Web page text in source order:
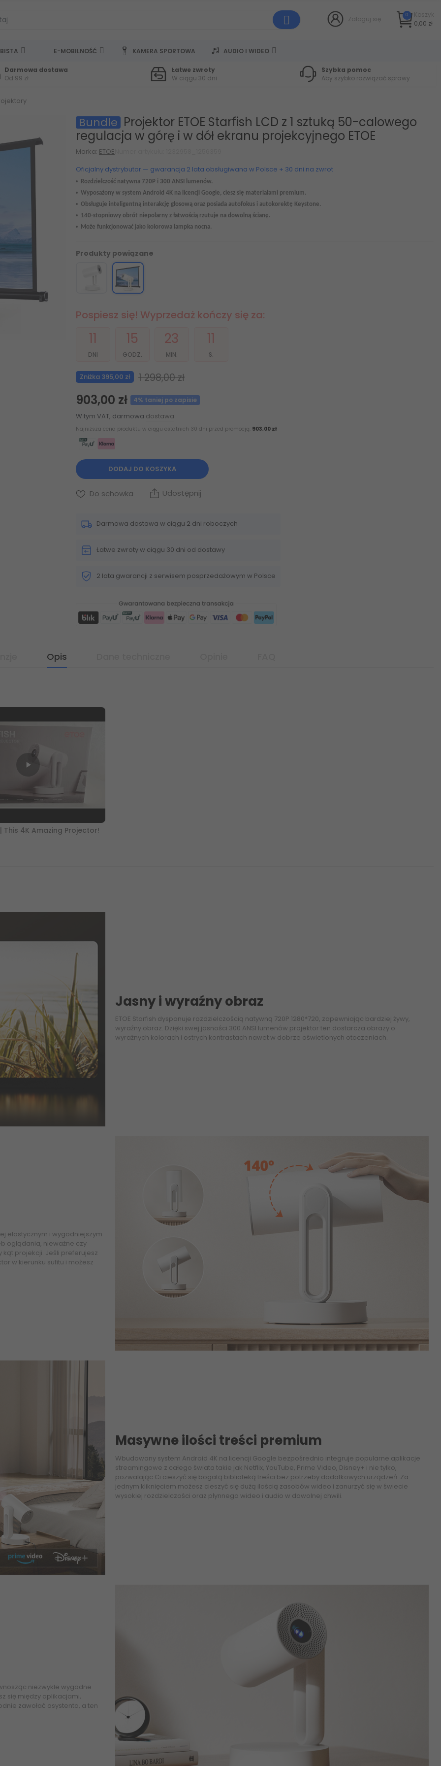
Zaloguj się 0
Koszyk
0,00 zł
E-MOBILNOŚĆ KAMERA SPORTOWA AUDIO I WIDEO
Darmowa dostawa
Od 99 zł
Łatwe zwroty
W ciągu 30 dni
Szybka pomoc
Aby szybko rozwiązać sprawy
Bundle Projektor ETOE Starfish LCD z 1 sztuką 50-calowego
regulacja w górę i w dół ekranu projekcyjnego ETOE
Marka: ETOE
Oficjalny dystrybutor — gwarancja 2 lata obsługiwana w Polsce + 30 dni na zwrot
Rozdzielczość natywna 720P i 300 ANSI lumenów.
Wyposażony w system Android 4K na licencji Google, ciesz się materiałami premium.
Obsługuje inteligentną interakcję głosową oraz posiada autofokus i autokorektę Keystone.
140-stopniowy obrót niepolarny z łatwością rzutuje na dowolną ścianę.
Może funkcjonować jako kolorowa lampka nocna.
Produkty powiązane
Pospiesz się! Wyprzedaż kończy się za:
11
DNI
15
GODZ.
23
MIN.
09
S.
Zniżka 395,00 zł 1 298,00 zł
903,00 zł 4% taniej po zapisie
W tym VAT, darmowa dostawa
Najniższa cena produktu w ciągu ostatnich 30 dni przed promocją: 903,00 zł
DODAJ DO KOSZYKA
Do schowka Udostępnij
Darmowa dostawa w ciągu 2 dni roboczych
Łatwe zwroty w ciągu 30 dni od dostawy
2 lata gwarancji z serwisem posprzedażowym w Polsce
Opis
This 4K Amazing Projector!
Jasny i wyraźny obraz
ETOE Starfish dysponuje rozdzielczością natywną 720P 1280*720, zapewniając bardziej żywy,
wyraźny obraz. Dzięki swej jasności 300 ANSI lumenów projektor ten dostarcza obrazy o
wyraźnych kolorach i ostrych kontrastach nawet w dobrze oświetlonych otoczeniach.
elastycznym i wygodniejszym
oglądania, nieważne czy
kąt projekcji. Jeśli preferujesz
w kierunku sufitu i możesz
Masywne ilości treści premium
Wbudowany system Android 4K na licencji Google bezpośrednio integruje popularne aplikacje
streamingowe z całego świata takie jak Netflix, YouTube, Prime Video, Disney+ i nie tylko,
pozwalając Ci cieszyć się bogatą biblioteką treści bez potrzeby dodatkowych urządzeń. Za
jednym kliknięciem możesz cieszyć się dużą ilością zasobów wideo i zanurzyć się w świecie
wysokiej rozdzielczości oraz płynnego wideo i audio w dowolnej chwili.
niezwykle wygodne
się między aplikacjami,
zawołać asystenta, a ten